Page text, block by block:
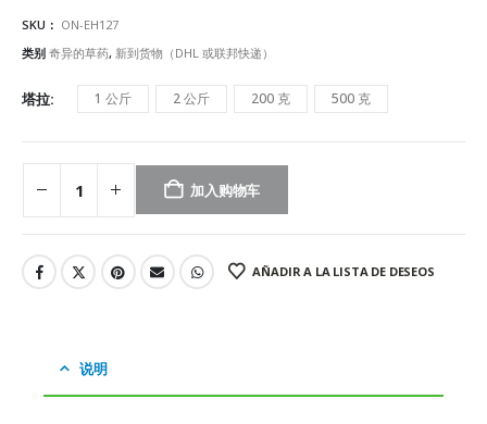
SKU： ON-EH127
类别 奇异的草药, 新到货物（DHL 或联邦快递）
塔拉 1 公斤 2 公斤 200 克 500 克
加入购物车
AÑADIR A LA LISTA DE DESEOS
说明